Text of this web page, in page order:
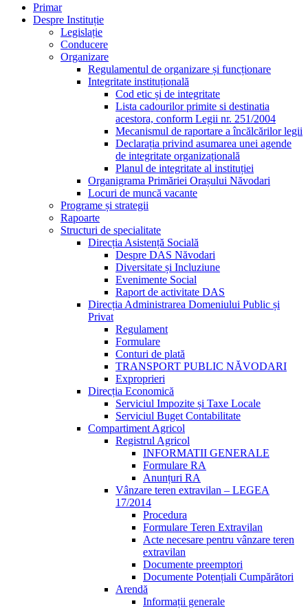
Primar
Despre Instituție
Legislație
Conducere
Organizare
Regulamentul de organizare și funcționare
Integritate instituțională
Cod etic și de integritate
Lista cadourilor primite si destinatia
acestora, conform Legii nr. 251/2004
Mecanismul de raportare a încălcărilor legii
Declarația privind asumarea unei agende
de integritate organizațională
Planul de integritate al instituției
Organigrama Primăriei Orașului Năvodari
Locuri de muncă vacante
Programe și strategii
Rapoarte
Structuri de specialitate
Direcția Asistență Socială
Despre DAS Năvodari
Diversitate și Incluziune
Evenimente Social
Raport de activitate DAS
Direcția Administrarea Domeniului Public și
Privat
Regulament
Formulare
Conturi de plată
TRANSPORT PUBLIC NĂVODARI
Exproprieri
Direcția Economică
Serviciul Impozite și Taxe Locale
Serviciul Buget Contabilitate
Compartiment Agricol
Registrul Agricol
INFORMATII GENERALE
Formulare RA
Anunțuri RA
Vânzare teren extravilan – LEGEA
17/2014
Procedura
Formulare Teren Extravilan
Acte necesare pentru vânzare teren
extravilan
Documente preemptori
Documente Potențiali Cumpărători
Arendă
Informații generale